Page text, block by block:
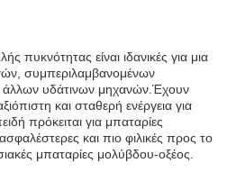
πυκνότητας είναι ιδανικές για μια
συμπεριλαμβανομένων
άλλων υδάτινων μηχανών.Έχουν
και σταθερή ενέργεια για
πρόκειται για μπαταρίες
και πιο φιλικές προς το
μπαταρίες μολύβδου-οξέος.